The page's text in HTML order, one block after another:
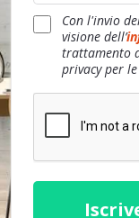
Con l'invio
visione dell’
trattamento
privacy per